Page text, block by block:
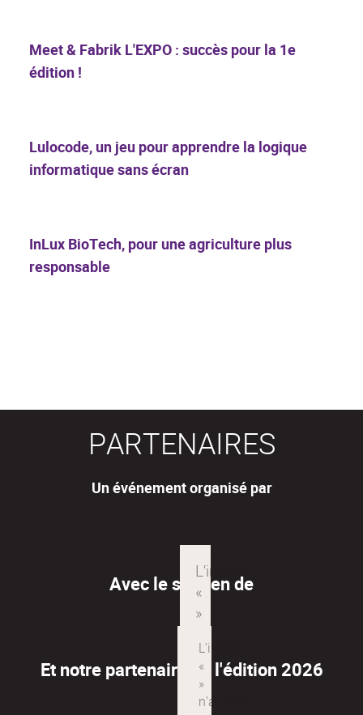
Meet & Fabrik L'EXPO : succès pour la 1e
édition !
Lulocode, un jeu pour apprendre la logique
informatique sans écran
InLux BioTech, pour une agriculture plus
responsable
PARTENAIRES
Un événement organisé par
Avec le soutien de
Et notre partenaire de l'édition 2026